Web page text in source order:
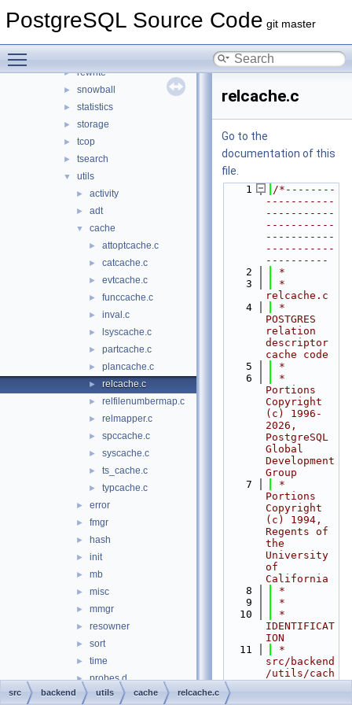
PostgreSQL Source Code git master
► postmaster
► rewrite
► snowball
► statistics
► storage
► tcop
► tsearch
▼ utils
► activity
► adt
▼ cache
► attoptcache.c
► catcache.c
► evtcache.c
► funccache.c
► inval.c
► lsyscache.c
► partcache.c
► plancache.c
► relcache.c
► relfilenumbermap.c
► relmapper.c
► spccache.c
► syscache.c
► ts_cache.c
► typcache.c
► error
► fmgr
► hash
► init
► mb
► misc
► mmgr
► resowner
► sort
► time
► probes.d
► bin
relcache.c
Go to the
documentation of this
file.
    1
/*--------
-----------
-----------
-----------
-----------
-----------
----------
    2
*
    3
*
relcache.c
    4
*
POSTGRES
relation
descriptor
cache code
    5
*
    6
*
Portions
Copyright
(c) 1996-
2026,
PostgreSQL
Global
Development
Group
    7
*
Portions
Copyright
(c) 1994,
Regents of
the
University
of
California
    8
*
    9
*
   10
*
IDENTIFICAT
ION
   11
*
src/backend
/utils/cach
src backend utils cache relcache.c